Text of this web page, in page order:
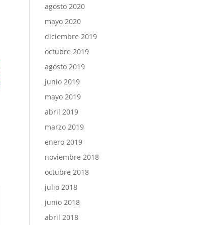
agosto 2020
mayo 2020
diciembre 2019
octubre 2019
agosto 2019
junio 2019
mayo 2019
abril 2019
marzo 2019
enero 2019
noviembre 2018
octubre 2018
julio 2018
junio 2018
abril 2018